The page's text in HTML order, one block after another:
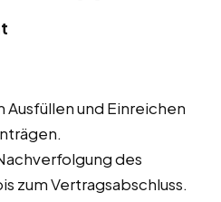
und Einreichen
des
zum Vertragsabschluss.